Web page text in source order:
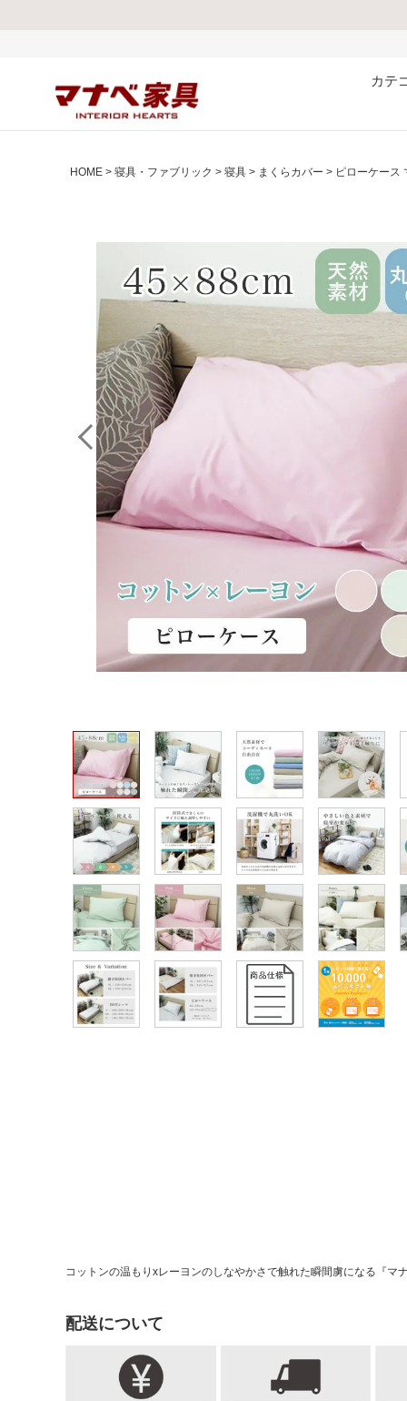
カテ
HOME 寝具・ファブリック 寝具 まくらカバー ピローケース
コットンの温もりxレーヨンのしなやかさで触れた瞬間虜になる『
配送について